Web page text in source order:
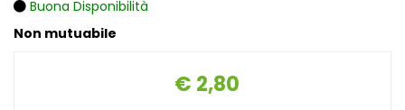
Buona Disponibilità
Non mutuabile
Prezzo
€ 2,80